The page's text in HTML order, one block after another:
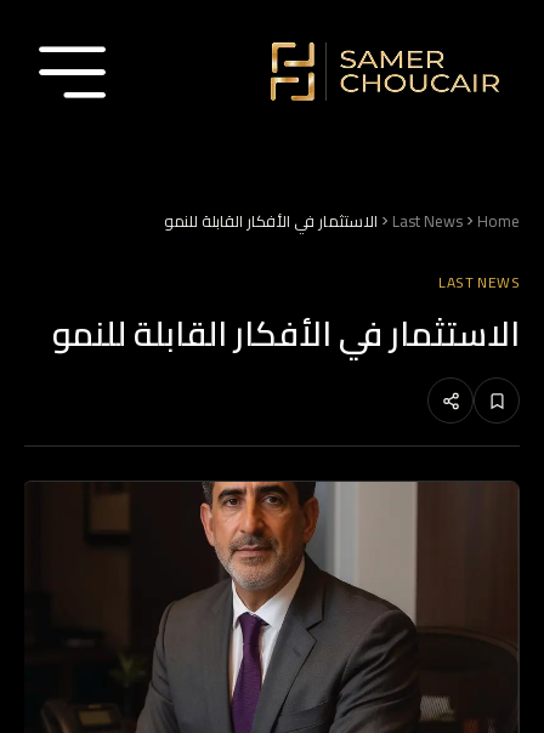
Home
Last News الاستثمار في الأفكار القابلة للنمو
LAST NEWS
الاستثمار في الأفكار القابلة للنمو